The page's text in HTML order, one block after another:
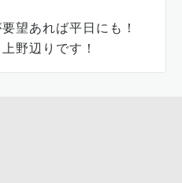
望あれば平日にも！
野辺りです！